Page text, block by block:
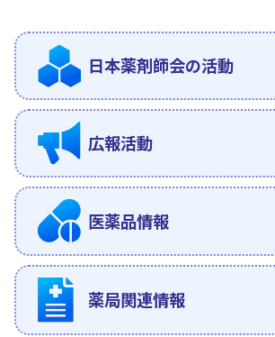
日本薬剤師会の活動
広報活動
医薬品情報
薬局関連情報